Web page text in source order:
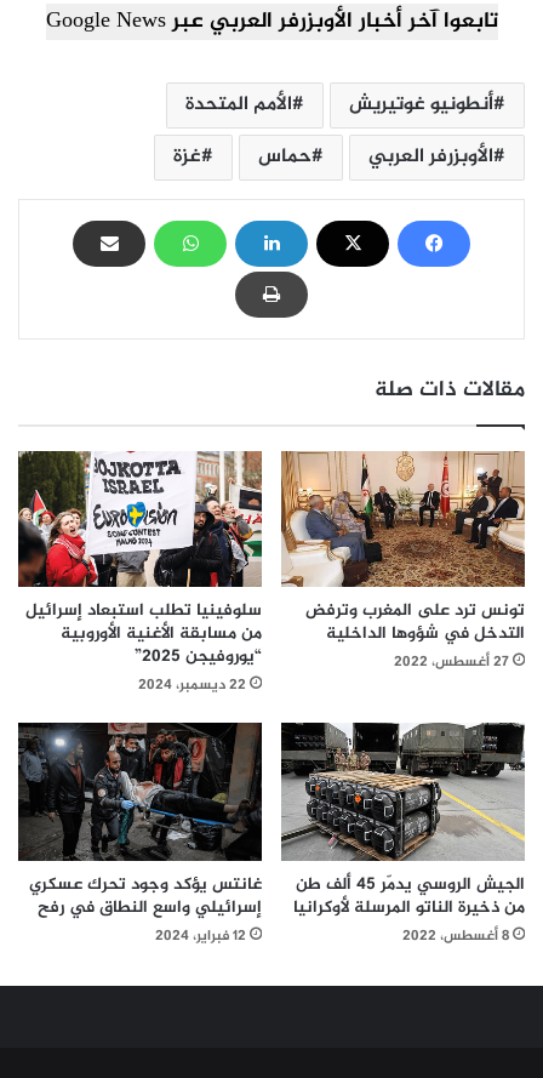
تابعوا آخر أخبار الأوبزرفر العربي عبر Google News
أنطونيو غوتيريش
الأمم المتحدة
الأوبزرفر العربي
حماس غزة
مقالات ذات صلة
تونس ترد على المغرب وترفض
التدخل في شؤوها الداخلية
27 أغسطس، 2022
سلوفينيا تطلب استبعاد إسرائيل
من مسابقة الأغنية الأوروبية
“يوروفيجن 2025”
22 ديسمبر، 2024
الجيش الروسي يدمّر 45 ألف طن
من ذخيرة الناتو المرسلة لأوكرانيا
8 أغسطس، 2022
غانتس يؤكد وجود تحرك عسكري
إسرائيلي واسع النطاق في رفح
12 فبراير، 2024